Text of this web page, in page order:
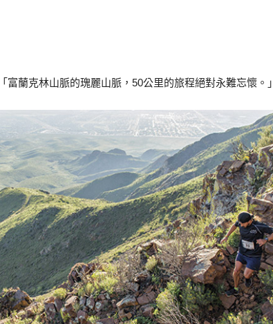
富蘭克林山脈的瑰麗山脈，50公里的旅程絕對永難忘懷。」